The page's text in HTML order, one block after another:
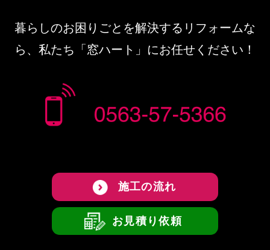
暮らしのお困りごとを解決するリフォームな
ら、私たち「窓ハート」にお任せください！
施工の流れ
お見積り依頼